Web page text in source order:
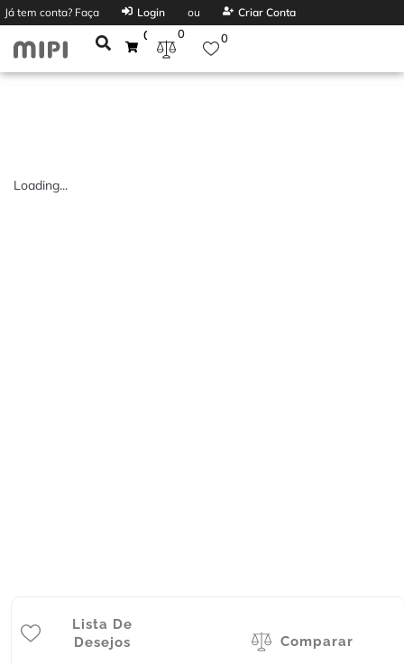
Já tem conta? Faça Login ou Criar Conta
0 0 0
Loading...
Lista De
Desejos
Comparar